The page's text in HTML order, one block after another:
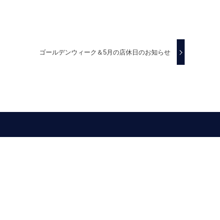
ゴールデンウィーク＆5月の店休日のお知らせ